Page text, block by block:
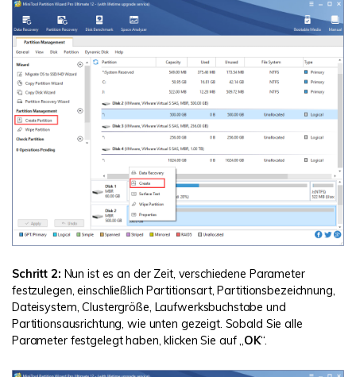
Schritt 2: Nun ist es an der Zeit, verschiedene Parameter
festzulegen, einschließlich Partitionsart, Partitionsbezeichnung,
Dateisystem, Clustergröße, Laufwerksbuchstabe und
Partitionsausrichtung, wie unten gezeigt. Sobald Sie alle
Parameter festgelegt haben, klicken Sie auf „OK“.